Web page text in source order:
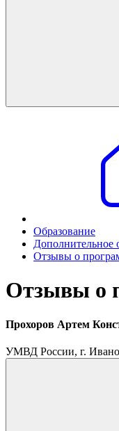
Образование
Дополнительное
Отзывы о
Отзывы о
Прохоров Артем
УМВД России, г.